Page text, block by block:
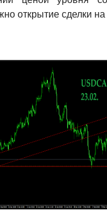
открытие сделки